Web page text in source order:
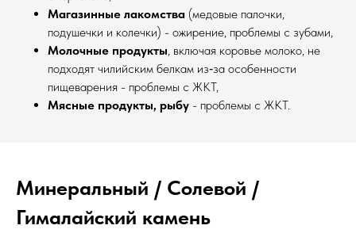
Магазинные лакомства (медовые палочки,
подушечки и колечки) - ожирение, проблемы с зубами,
Молочные продукты, включая коровье молоко, не
подходят чилийским белкам из‑за особенности
пищеварения - проблемы с ЖКТ,
Мясные продукты, рыбу - проблемы с ЖКТ.
Минеральный / Солевой /
Гималайский камень